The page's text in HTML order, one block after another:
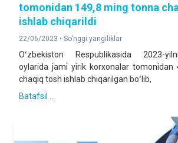
tomonidan 149,8 ming tonna
ishlab chiqarildi
22/06/2023 • So'nggi yangiliklar
Oʻzbekiston Respublikasida 2023-
oylarida jami yirik korxonalar tomonidan
chaqiq tosh ishlab chiqarilgan boʻlib,
Batafsil ...